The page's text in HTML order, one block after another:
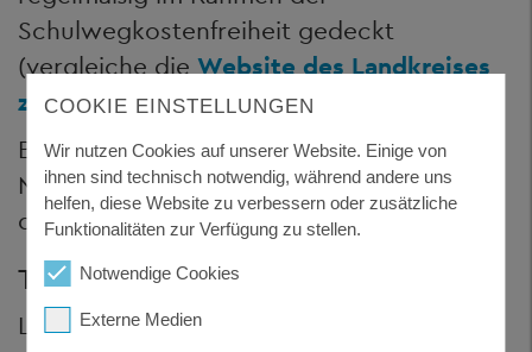
Schulwegkostenfreiheit gedeckt
(vergleiche dieWebsite des Landkreises
zur Schülerbeförderung).
Benötigte Unterlagen: Erklärung und
Nachweise, warum Schulwegkosten
dennoch entstehen
TEILHABELEISTUNGEN
Leistungsberechtigt sind Kinder und
COOKIE EINSTELLUNGEN
Wir nutzen Cookies auf unserer Website. Einige von
ihnen sind technisch notwendig, während andere uns
helfen, diese Website zu verbessern oder zusätzliche
Funktionalitäten zur Verfügung zu stellen.
Notwendige Cookies
Externe Medien